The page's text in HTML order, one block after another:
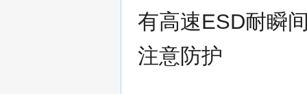
有高速ESD耐瞬
注意防护